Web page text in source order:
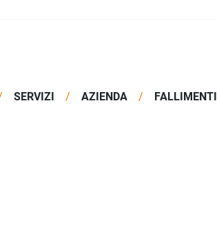
SERVIZI AZIENDA FALLIMENTI